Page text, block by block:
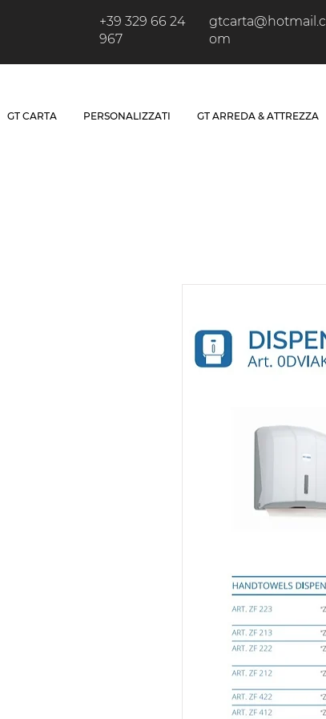
+39 329 66 24
967
gtcarta@hotmail.c
om
GT CARTA PERSONALIZZATI GT ARREDA & ATTREZZA